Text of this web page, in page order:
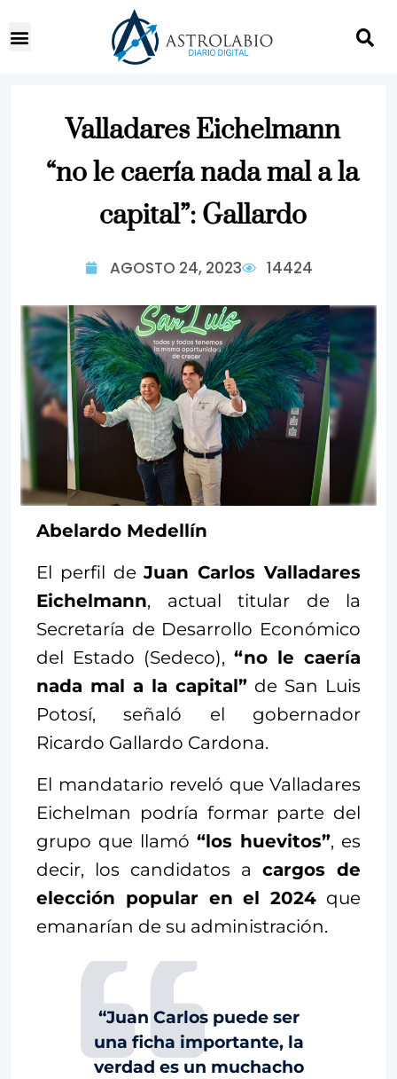
Valladares Eichelmann
“no le caería nada mal a la
capital”: Gallardo
AGOSTO 24, 2023 14424
Abelardo Medellín
El perfil deJuan Carlos Valladares
Eichelmann, actual titular de la
Secretaría de Desarrollo Económico
del Estado (Sedeco),“no le caería
nada mal a la capital” de San Luis
Potosí, señaló el gobernador
Ricardo Gallardo Cardona.
El mandatario reveló que Valladares
Eichelman podría formar parte del
grupo que llamó “los huevitos”, es
decir, los candidatos a cargos de
elección popular en el 2024 que
emanarían de su administración.
“Juan Carlos puede ser
una ficha importante, la
verdad es un muchacho